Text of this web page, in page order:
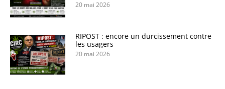
20 mai 2026
RIPOST : encore un durcissement contre
les usagers
20 mai 2026